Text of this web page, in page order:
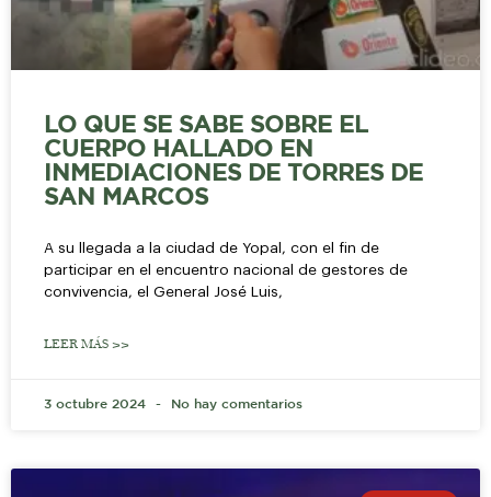
LO QUE SE SABE SOBRE EL
CUERPO HALLADO EN
INMEDIACIONES DE TORRES DE
SAN MARCOS
A su llegada a la ciudad de Yopal, con el fin de
participar en el encuentro nacional de gestores de
convivencia, el General José Luis,
LEER MÁS >>
3 octubre 2024 No hay comentarios